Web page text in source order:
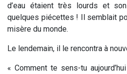
d’eau étaient très lourds et
quelques piécettes ! Il semblait
misère du monde.
Le lendemain, il le rencontra à
« Comment te sens-tu